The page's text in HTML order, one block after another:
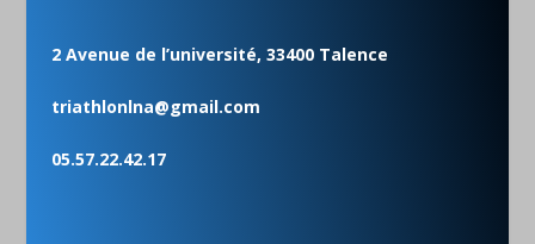
2 Avenue de l’université, 33400 Talence
triathlonlna@gmail.com
05.57.22.42.17